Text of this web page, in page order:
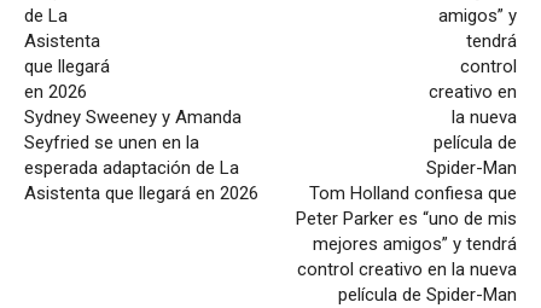
Sydney Sweeney y Amanda
Seyfried se unen en la
esperada adaptación de La
Asistenta que llegará en 2026
Tom Holland confiesa que
Peter Parker es “uno de mis
mejores amigos” y tendrá
control creativo en la nueva
película de Spider-Man